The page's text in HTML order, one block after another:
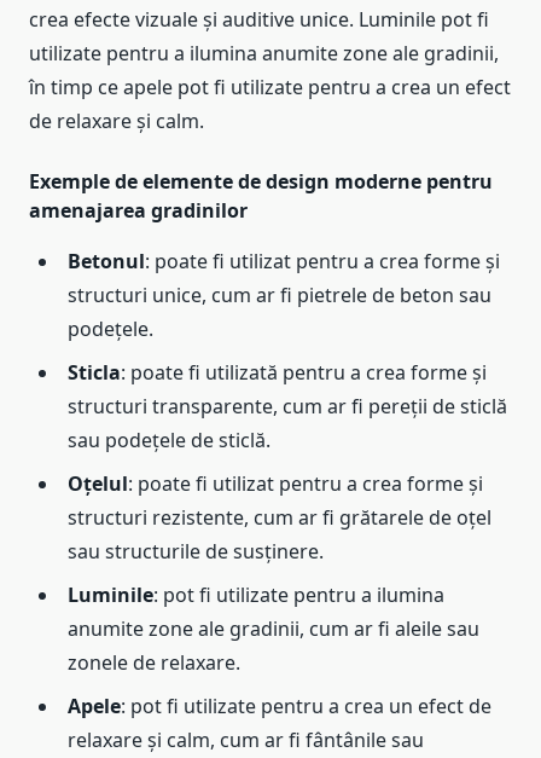
crea efecte vizuale și auditive unice. Luminile pot fi
utilizate pentru a ilumina anumite zone ale gradinii,
în timp ce apele pot fi utilizate pentru a crea un efect
de relaxare și calm.
Exemple de elemente de design moderne pentru
amenajarea gradinilor
Betonul: poate fi utilizat pentru a crea forme și
structuri unice, cum ar fi pietrele de beton sau
podețele.
Sticla: poate fi utilizată pentru a crea forme și
structuri transparente, cum ar fi pereții de sticlă
sau podețele de sticlă.
Oțelul: poate fi utilizat pentru a crea forme și
structuri rezistente, cum ar fi grătarele de oțel
sau structurile de susținere.
Luminile: pot fi utilizate pentru a ilumina
anumite zone ale gradinii, cum ar fi aleile sau
zonele de relaxare.
Apele: pot fi utilizate pentru a crea un efect de
relaxare și calm, cum ar fi fântânile sau